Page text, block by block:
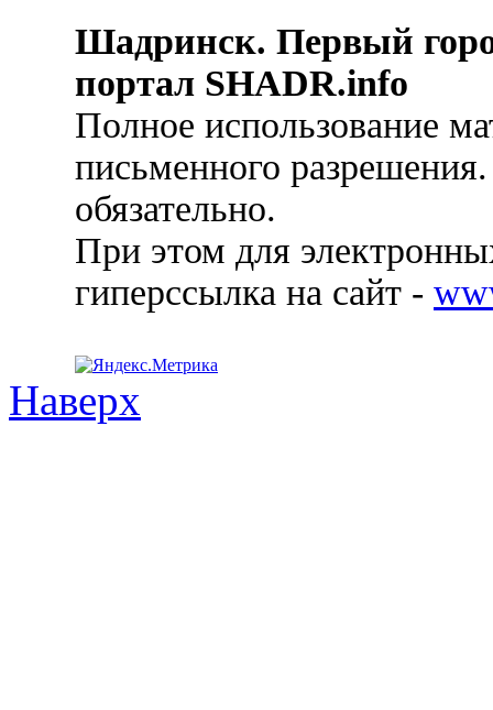
Шадринск. Первый
портал SHADR.info
Полное использование
письменного
обязательно.
При этом для
гиперссылка на сайт -
Наверх